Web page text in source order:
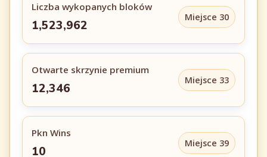
Liczba wykopanych bloków
1,523,962
Miejsce 30
Otwarte skrzynie premium
12,346
Miejsce 33
Pkn Wins
10
Miejsce 39